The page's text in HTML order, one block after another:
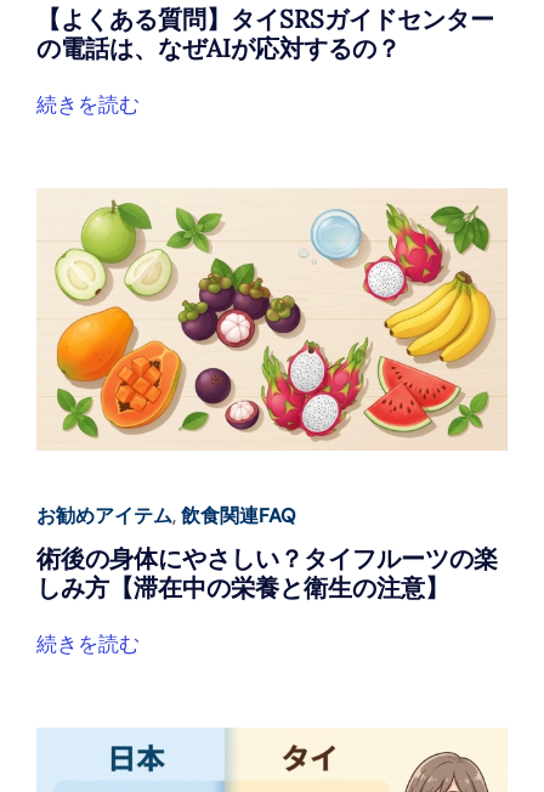
【よくある質問】タイSRSガイドセンター
の電話は、なぜAIが応対するの？
続きを読む
お勧めアイテム,飲食関連FAQ
術後の身体にやさしい？タイフルーツの楽
しみ方【滞在中の栄養と衛生の注意】
続きを読む